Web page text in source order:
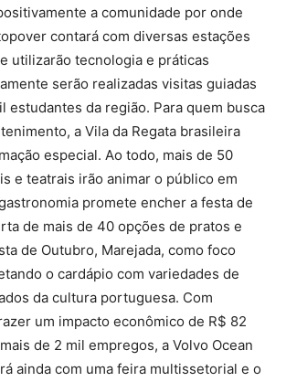
a comunidade por onde
contará com diversas estações
utilizarão tecnologia e práticas
serão realizadas visitas guiadas
estudantes da região. Para quem busca
a Vila da Regata brasileira
especial. Ao todo, mais de 50
e teatrais irão animar o público em
promete encher a festa de
de mais de 40 opções de pratos e
de Outubro, Marejada, como foco
o cardápio com variedades de
da cultura portuguesa. Com
um impacto econômico de R$ 82
de 2 mil empregos, a Volvo Ocean
ainda com uma feira multissetorial e o